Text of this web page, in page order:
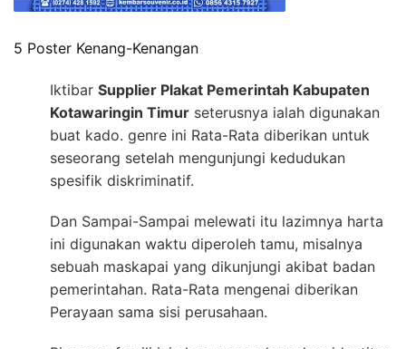
5 Poster Kenang-Kenangan
Iktibar Supplier Plakat Pemerintah Kabupaten
Kotawaringin Timur seterusnya ialah digunakan
buat kado. genre ini Rata-Rata diberikan untuk
seseorang setelah mengunjungi kedudukan
spesifik diskriminatif.
Dan Sampai-Sampai melewati itu lazimnya harta
ini digunakan waktu diperoleh tamu, misalnya
sebuah maskapai yang dikunjungi akibat badan
pemerintahan. Rata-Rata mengenai diberikan
Perayaan sama sisi perusahaan.